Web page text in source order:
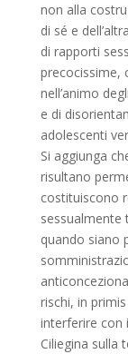
non alla
di sé e
di rapporti
precocissime,
nell’animo
e di
adolescenti
Si aggiunga
risultano
costituiscono
sessualmente
quando siano
rischi, in
interferire con
Ciliegina sulla